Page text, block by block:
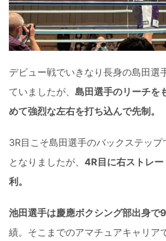
デビュー戦でいきなり長身の島田選
ていましたが、 島田選手のリーチを
めて強烈な左右を打ち込んで先制。
3R目こそ島田選手のバックステッ
となりましたが、 4R目に右ストレ
利。
池田選手は慶應ボクシング部出身で
績。そこまでのアマチュアキャリア